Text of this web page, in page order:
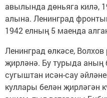
авылында дөньяга килә,
алына. Ленинград
1942 елның 5 маенда
Ленинград өлкәсе,
җирләнә. Бу турыда аның
сугыштан исән-сау
куллары белән җирләгән